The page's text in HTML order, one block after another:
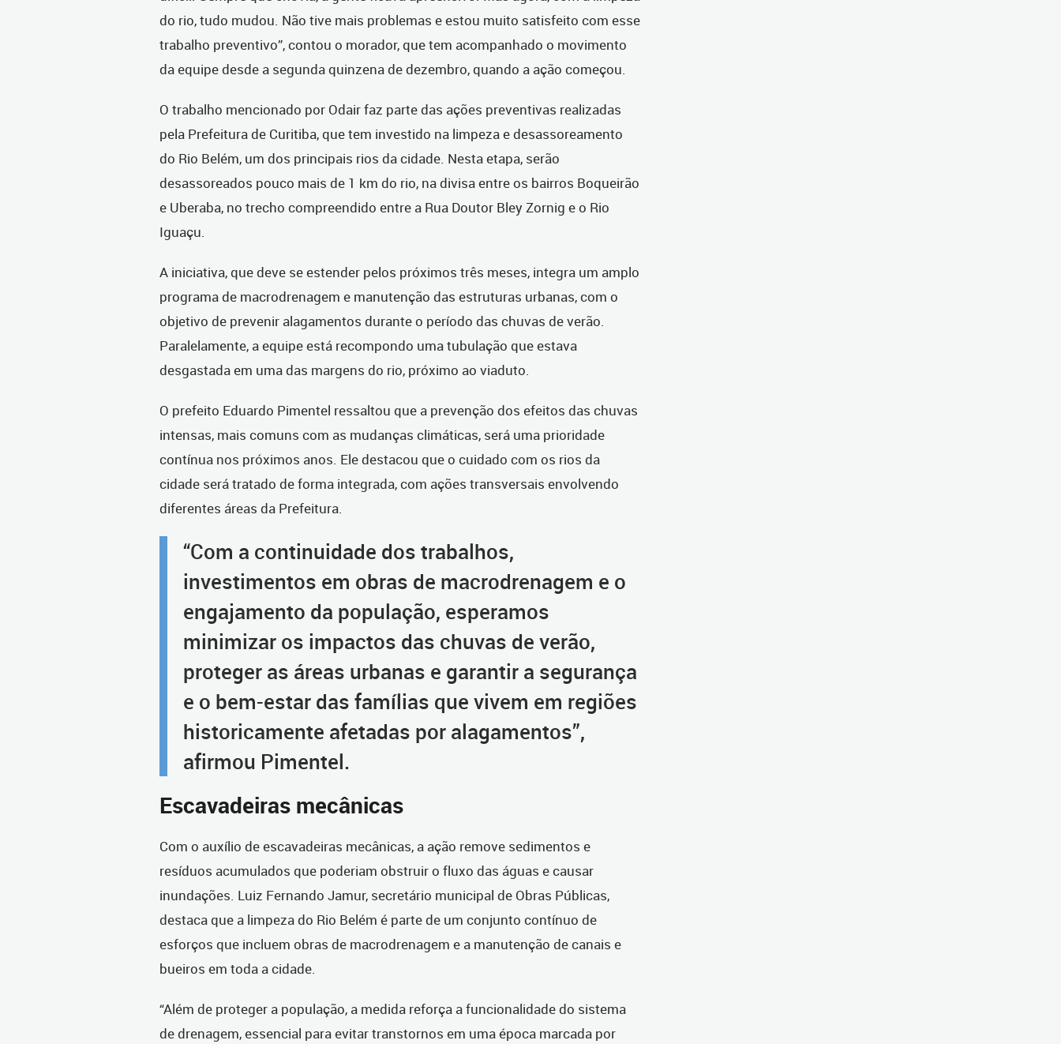
do rio, tudo mudou. Não tive mais problemas e estou muito satisfeito com esse
trabalho preventivo”, contou o morador, que tem acompanhado o movimento
da equipe desde a segunda quinzena de dezembro, quando a ação começou.
O trabalho mencionado por Odair faz parte das ações preventivas realizadas
pela Prefeitura de Curitiba, que tem investido na limpeza e desassoreamento
do Rio Belém, um dos principais rios da cidade. Nesta etapa, serão
desassoreados pouco mais de 1 km do rio, na divisa entre os bairros Boqueirão
e Uberaba, no trecho compreendido entre a Rua Doutor Bley Zornig e o Rio
Iguaçu.
A iniciativa, que deve se estender pelos próximos três meses, integra um amplo
programa de macrodrenagem e manutenção das estruturas urbanas, com o
objetivo de prevenir alagamentos durante o período das chuvas de verão.
Paralelamente, a equipe está recompondo uma tubulação que estava
desgastada em uma das margens do rio, próximo ao viaduto.
O prefeito Eduardo Pimentel ressaltou que a prevenção dos efeitos das chuvas
intensas, mais comuns com as mudanças climáticas, será uma prioridade
contínua nos próximos anos. Ele destacou que o cuidado com os rios da
cidade será tratado de forma integrada, com ações transversais envolvendo
diferentes áreas da Prefeitura.
“Com a continuidade dos trabalhos,
investimentos em obras de macrodrenagem e o
engajamento da população, esperamos
minimizar os impactos das chuvas de verão,
proteger as áreas urbanas e garantir a segurança
e o bem-estar das famílias que vivem em regiões
historicamente afetadas por alagamentos”,
afirmou Pimentel.
Escavadeiras mecânicas
Com o auxílio de escavadeiras mecânicas, a ação remove sedimentos e
resíduos acumulados que poderiam obstruir o fluxo das águas e causar
inundações. Luiz Fernando Jamur, secretário municipal de Obras Públicas,
destaca que a limpeza do Rio Belém é parte de um conjunto contínuo de
esforços que incluem obras de macrodrenagem e a manutenção de canais e
bueiros em toda a cidade.
“Além de proteger a população, a medida reforça a funcionalidade do sistema
de drenagem, essencial para evitar transtornos em uma época marcada por